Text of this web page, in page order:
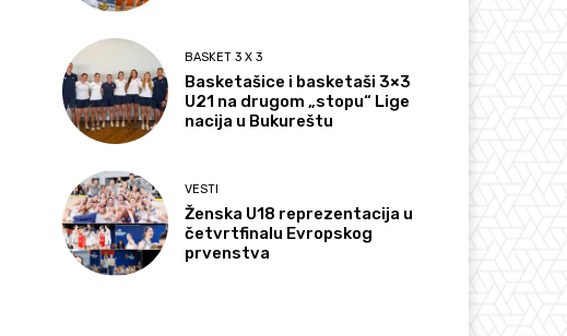
BASKET 3 X 3
Basketašice i basketaši 3×3
U21 na drugom „stopu“ Lige
nacija u Bukureštu
VESTI
Ženska U18 reprezentacija u
četvrtfinalu Evropskog
prvenstva